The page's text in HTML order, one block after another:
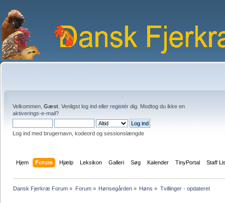
Velkommen, Gæst . Venligst log ind eller registér dig. Modtog du ikke en
aktiverings-e-mail?
Log ind med brugernavn, kodeord og sessionslængde
Hjem Forum Hjælp Leksikon Galleri Søg Kalender TinyPortal Staff
Dansk Fjerkræ Forum » Forum» Hønsegården» Høns » Tvillinger - opdateret